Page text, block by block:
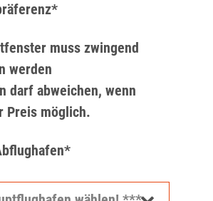
muss zwingend
werden
darf abweichen, wenn
Preis möglich.